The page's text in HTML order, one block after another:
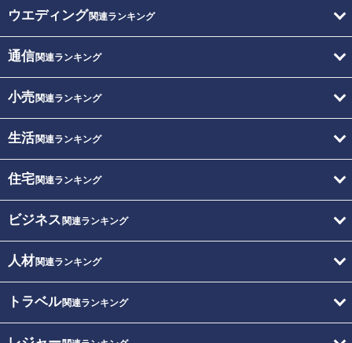
ウエディング関連ランキング
通信関連ランキング
小売関連ランキング
生活関連ランキング
住宅関連ランキング
ビジネス 関連ランキング
人材関連ランキング
トラベル関連ランキング